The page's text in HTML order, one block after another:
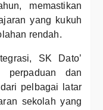
memastikan
yang kukuh
rendah.
SK Dato’
perpaduan dan
pelbagai latar
sekolah yang